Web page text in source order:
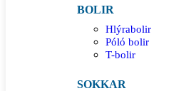
BOLIR
Hlýrabolir
Póló bolir
T-bolir
SOKKAR